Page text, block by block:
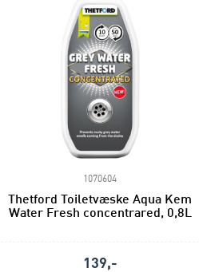
1070604
Thetford Toiletvæske Aqua Kem
Water Fresh concentrared, 0,8L
139,-